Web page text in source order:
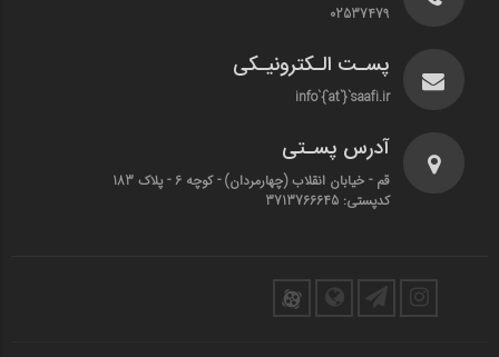
02537479
پسـت الـکترونیـکی
info`{`at`}`saafi.ir
آدرس پسـتی
قم - خیابان انقلاب (چهارمردان)‌ - کوچه 6 - پلاک 183
کدپستی: 3713766645